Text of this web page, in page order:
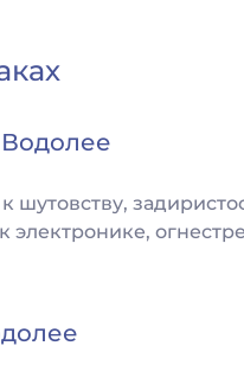
Водолее
шутовству,
электронике,